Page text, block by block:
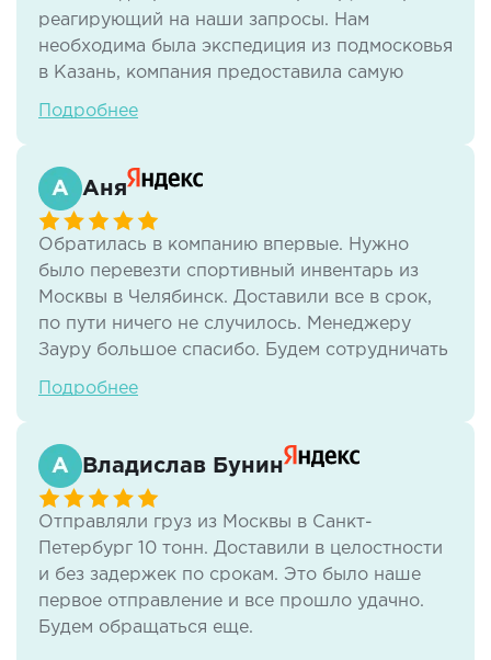
реагирующий на наши запросы. Нам
необходима была экспедиция из подмосковья
в Казань, компания предоставила самую
хорошую цену, и большую
работа, наша компания довольна
предоставленными услугами ООО
ЛогистикАвто.
Подробнее
Аня
Обратилась в компанию впервые. Нужно
было перевезти спортивный инвентарь из
Москвы в Челябинск. Доставили все в срок,
по пути ничего не случилось. Менеджеру
Зауру большое спасибо. Будем сотрудничать
на постоянной основе
Подробнее
Владислав Бунин
Отправляли груз из Москвы в Санкт-
Петербург 10 тонн. Доставили в целостности
и без задержек по срокам. Это было наше
первое отправление и все прошло удачно.
Будем обращаться еще.